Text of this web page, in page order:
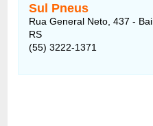
Sul Pneus
Rua General Neto, 437 -
RS
(55) 3222-1371